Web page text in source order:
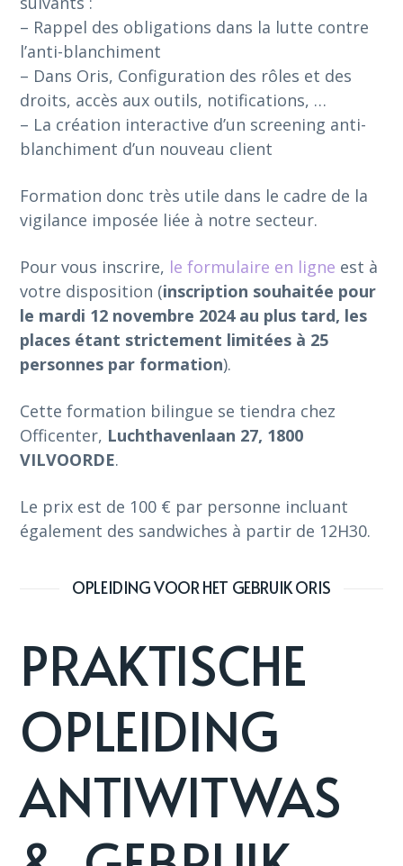
– Rappel des obligations dans la lutte contre
l’anti-blanchiment
– Dans Oris, Configuration des rôles et des
droits, accès aux outils, notifications, …
– La création interactive d’un screening anti-
blanchiment d’un nouveau client
Formation donc très utile dans le cadre de la
vigilance imposée liée à notre secteur.
Pour vous inscrire, le formulaire en ligne est à
votre disposition (inscription souhaitée pour
le mardi 12 novembre 2024 au plus tard, les
places étant strictement limitées à 25
personnes par formation).
Cette formation bilingue se tiendra chez
Officenter, Luchthavenlaan 27, 1800
VILVOORDE.
Le prix est de 100 € par personne incluant
également des sandwiches à partir de 12H30.
OPLEIDING VOOR HET GEBRUIK ORIS
PRAKTISCHE
OPLEIDING
ANTIWITWAS